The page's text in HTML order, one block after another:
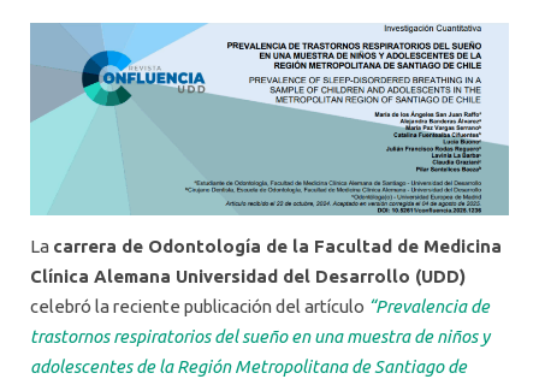
La carrera de Odontología de la Facultad de Medicina
Clínica Alemana Universidad del Desarrollo (UDD)
celebró la reciente publicación del artículo “Prevalencia de
trastornos respiratorios del sueño en una muestra de niños y
adolescentes de la Región Metropolitana de Santiago de